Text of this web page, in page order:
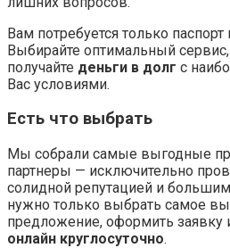
Вам потребуется только паспорт
Выбирайте оптимальный
получайте деньги в долг с
Вас условиями.
Есть что выбрать
Мы собрали самые выгодные
партнеры — исключительно
солидной репутацией и
нужно только выбрать самое
предложение, оформить заявку
онлайн круглосуточно.